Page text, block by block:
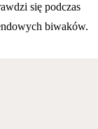
się podczas
biwaków.